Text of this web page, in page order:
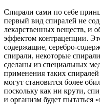
Спирали сами по себе
первый вид спиралей не
лекарственных веществ, и
эффектом контрацепции.
содержащие, серебро-
спирали, некоторые
сделаны из специальных
применения таких
могут становится более
поскольку как ни крути,
и организм будет пытаться